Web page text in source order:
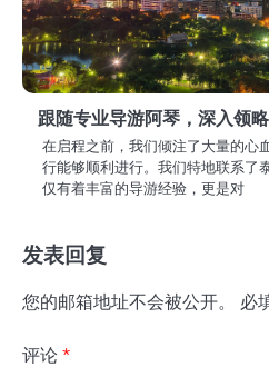
跟随专业导游阿琴，深入领
在启程之前，我们倾注了大量的心
行能够顺利进行。我们特地联系了
仅有着丰富的导游经验，更是对
发表回复
您的邮箱地址不会被公开。 必
评论 *